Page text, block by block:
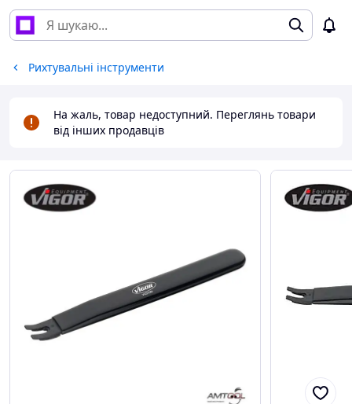
Рихтувальні інструменти
На жаль, товар недоступний. Переглянь товари
від інших продавців